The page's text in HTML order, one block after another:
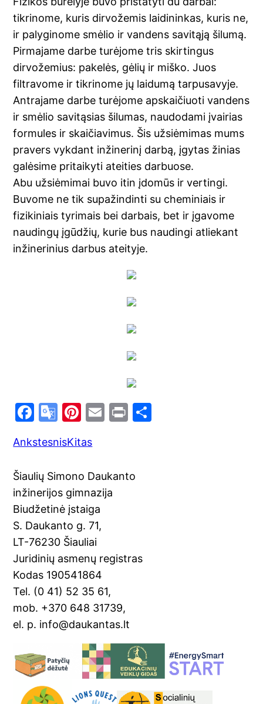
tikrinome, kuris dirvožemis laidininkas, kuris ne,
ir palyginome smėlio ir vandens savitąją šilumą.
Pirmajame darbe turėjome tris skirtingus
dirvožemius: pakelės, gėlių ir miško. Juos
filtravome ir tikrinome jų laidumą tarpusavyje.
Antrajame darbe turėjome apskaičiuoti vandens
ir smėlio savitąsias šilumas, naudodami įvairias
formules ir skaičiavimus. Šis užsiėmimas mums
pravers vykdant inžinerinį darbą, įgytas žinias
galėsime pritaikyti ateities darbuose.
Abu užsiėmimai buvo itin įdomūs ir vertingi.
Buvome ne tik supažindinti su cheminiais ir
fizikiniais tyrimais bei darbais, bet ir įgavome
naudingų įgūdžių, kurie bus naudingi atliekant
inžinerinius darbus ateityje.
F
c
e
b
o
o
k
G
o
gl
e
Tr
a
n
sl
at
e
Pi
er
e
st
E
l
Pr
AnkstesnisKitas
Šiaulių Simono Daukanto
inžinerijos gimnazija
Biudžetinė įstaiga
S. Daukanto g. 71,
LT-76230 Šiauliai
Juridinių asmenų registras
Kodas 190541864
Tel. (0 41) 52 35 61,
mob. +370 648 31739,
el. p. info@daukantas.lt